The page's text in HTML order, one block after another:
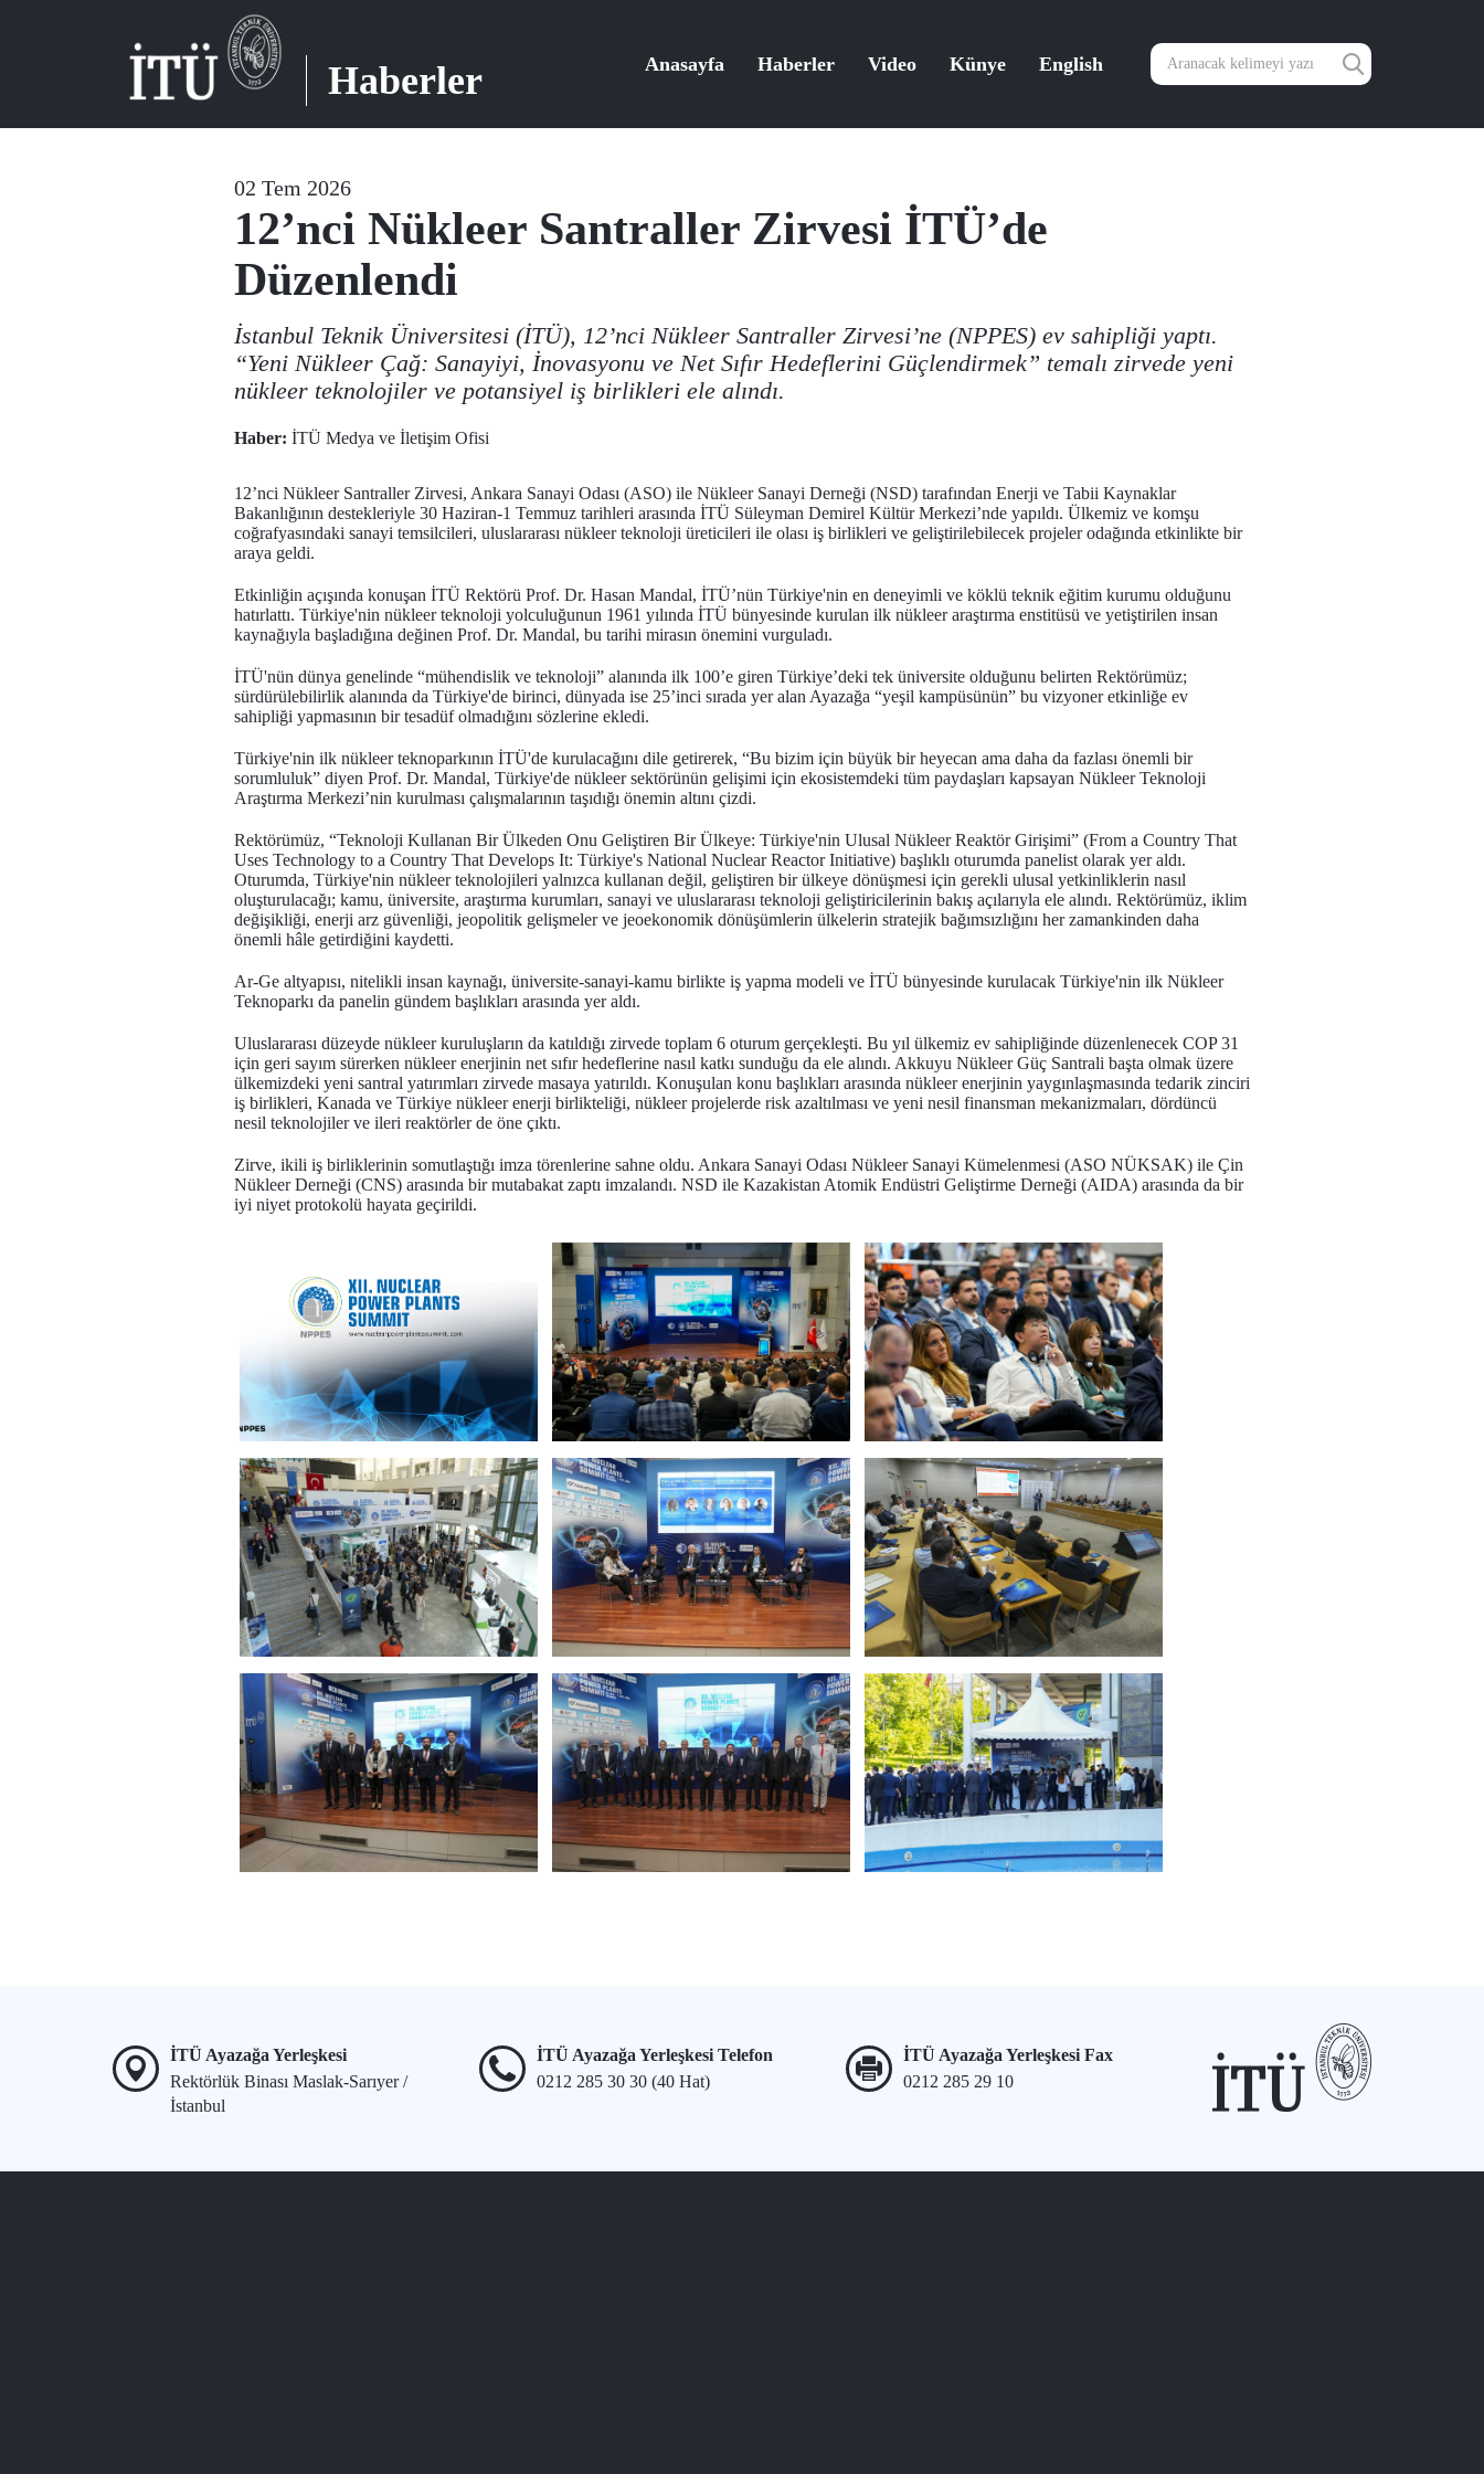
Haberler Anasayfa Haberler Video Künye English
02 Tem 2026
12’nci Nükleer Santraller Zirvesi İTÜ’de
Düzenlendi
İstanbul Teknik Üniversitesi (İTÜ), 12’nci Nükleer Santraller Zirvesi’ne (NPPES) ev sahipliği yaptı.
“Yeni Nükleer Çağ: Sanayiyi, İnovasyonu ve Net Sıfır Hedeflerini Güçlendirmek” temalı zirvede yeni
nükleer teknolojiler ve potansiyel iş birlikleri ele alındı.
Haber: İTÜ Medya ve İletişim Ofisi
12’nci Nükleer Santraller Zirvesi, Ankara Sanayi Odası (ASO) ile Nükleer Sanayi Derneği (NSD) tarafından Enerji ve Tabii Kaynaklar
Bakanlığının destekleriyle 30 Haziran-1 Temmuz tarihleri arasında İTÜ Süleyman Demirel Kültür Merkezi’nde yapıldı. Ülkemiz ve komşu
coğrafyasındaki sanayi temsilcileri, uluslararası nükleer teknoloji üreticileri ile olası iş birlikleri ve geliştirilebilecek projeler odağında etkinlikte bir
araya geldi.
Etkinliğin açışında konuşan İTÜ Rektörü Prof. Dr. Hasan Mandal, İTÜ’nün Türkiye'nin en deneyimli ve köklü teknik eğitim kurumu olduğunu
hatırlattı. Türkiye'nin nükleer teknoloji yolculuğunun 1961 yılında İTÜ bünyesinde kurulan ilk nükleer araştırma enstitüsü ve yetiştirilen insan
kaynağıyla başladığına değinen Prof. Dr. Mandal, bu tarihi mirasın önemini vurguladı.
İTÜ'nün dünya genelinde “mühendislik ve teknoloji” alanında ilk 100’e giren Türkiye’deki tek üniversite olduğunu belirten Rektörümüz;
sürdürülebilirlik alanında da Türkiye'de birinci, dünyada ise 25’inci sırada yer alan Ayazağa “yeşil kampüsünün” bu vizyoner etkinliğe ev
sahipliği yapmasının bir tesadüf olmadığını sözlerine ekledi.
Türkiye'nin ilk nükleer teknoparkının İTÜ'de kurulacağını dile getirerek, “Bu bizim için büyük bir heyecan ama daha da fazlası önemli bir
sorumluluk” diyen Prof. Dr. Mandal, Türkiye'de nükleer sektörünün gelişimi için ekosistemdeki tüm paydaşları kapsayan Nükleer Teknoloji
Araştırma Merkezi’nin kurulması çalışmalarının taşıdığı önemin altını çizdi.
Rektörümüz, “Teknoloji Kullanan Bir Ülkeden Onu Geliştiren Bir Ülkeye: Türkiye'nin Ulusal Nükleer Reaktör Girişimi” (From a Country That
Uses Technology to a Country That Develops It: Türkiye's National Nuclear Reactor Initiative) başlıklı oturumda panelist olarak yer aldı.
Oturumda, Türkiye'nin nükleer teknolojileri yalnızca kullanan değil, geliştiren bir ülkeye dönüşmesi için gerekli ulusal yetkinliklerin nasıl
oluşturulacağı; kamu, üniversite, araştırma kurumları, sanayi ve uluslararası teknoloji geliştiricilerinin bakış açılarıyla ele alındı. Rektörümüz, iklim
değişikliği, enerji arz güvenliği, jeopolitik gelişmeler ve jeoekonomik dönüşümlerin ülkelerin stratejik bağımsızlığını her zamankinden daha
önemli hâle getirdiğini kaydetti.
Ar-Ge altyapısı, nitelikli insan kaynağı, üniversite-sanayi-kamu birlikte iş yapma modeli ve İTÜ bünyesinde kurulacak Türkiye'nin ilk Nükleer
Teknoparkı da panelin gündem başlıkları arasında yer aldı.
Uluslararası düzeyde nükleer kuruluşların da katıldığı zirvede toplam 6 oturum gerçekleşti. Bu yıl ülkemiz ev sahipliğinde düzenlenecek COP 31
için geri sayım sürerken nükleer enerjinin net sıfır hedeflerine nasıl katkı sunduğu da ele alındı. Akkuyu Nükleer Güç Santrali başta olmak üzere
ülkemizdeki yeni santral yatırımları zirvede masaya yatırıldı. Konuşulan konu başlıkları arasında nükleer enerjinin yaygınlaşmasında tedarik zinciri
iş birlikleri, Kanada ve Türkiye nükleer enerji birlikteliği, nükleer projelerde risk azaltılması ve yeni nesil finansman mekanizmaları, dördüncü
nesil teknolojiler ve ileri reaktörler de öne çıktı.
Zirve, ikili iş birliklerinin somutlaştığı imza törenlerine sahne oldu. Ankara Sanayi Odası Nükleer Sanayi Kümelenmesi (ASO NÜKSAK) ile Çin
Nükleer Derneği (CNS) arasında bir mutabakat zaptı imzalandı. NSD ile Kazakistan Atomik Endüstri Geliştirme Derneği (AIDA) arasında da bir
iyi niyet protokolü hayata geçirildi.
İTÜ Ayazağa Yerleşkesi
Rektörlük Binası Maslak-Sarıyer /
İstanbul
İTÜ Ayazağa Yerleşkesi Telefon
0212 285 30 30 (40 Hat)
İTÜ Ayazağa Yerleşkesi Fax
0212 285 29 10